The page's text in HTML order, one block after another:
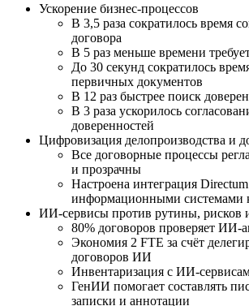
Ускорение бизнес-процессов
В 3,5 раза сократилось время
договора
В 5 раз меньше времени
До 30 секунд сократилось
первичных документов
В 12 раз быстрее поиск
В 3 раза ускорилось
доверенностей
Цифровизация делопроизводства и
Все договорные процессы
и прозрачны
Настроена интеграция
информационными системами
ИИ-сервисы против рутины, рисков
80% договоров проверяет ИИ-
Экономия 2 FTE за счёт
договоров ИИ
Инвентаризация с ИИ-
ГенИИ помогает составлять
записки и аннотации